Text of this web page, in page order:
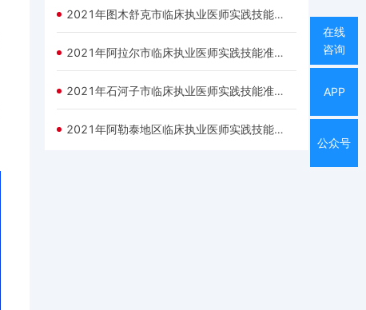
在线
咨询
APP
公众号
2021年图木舒克市临床执业医师实践技能准考证打印
2021年阿拉尔市临床执业医师实践技能准考证打印
2021年石河子市临床执业医师实践技能准考证打印
2021年阿勒泰地区临床执业医师实践技能准考证打印